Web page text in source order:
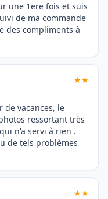
une 1ere fois et suis
de ma commande
des compliments à
★★
vacances, le
ressortant très
n'a servi à rien .
de tels problèmes
★★